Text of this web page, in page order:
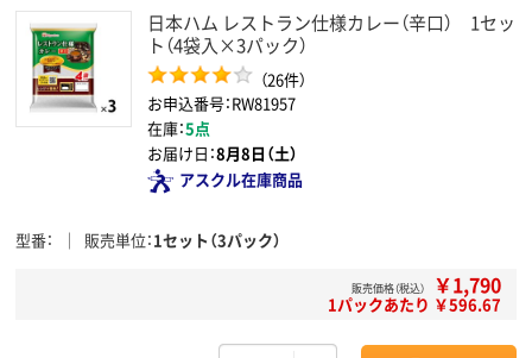
日本ハム レストラン仕様カレー（辛口） 1セッ
ト（4袋入×3パック）
（26件）
お申込番号：RW81957
在庫：5点
お届け日：8月8日（土）
アスクル在庫商品
型番 販売単位 1セット（3パック）
販売価格（税込） ￥1,790
1パックあたり ￥596.67